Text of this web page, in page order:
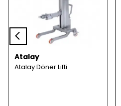
Atalay
Atalay Döner Lifti